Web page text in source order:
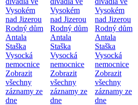
Vysokém
nad Jizerou
Rodný dům
Antala
Staška
Vysocká
nemocnice
Zobrazit
všechny
záznamy ze
dne
Vysokém
nad Jizerou
Rodný dům
Antala
Staška
Vysocká
nemocnice
Zobrazit
všechny
záznamy ze
dne
Vysokém
nad Jizerou
Rodný dům
Antala
Staška
Vysocká
nemocnice
Zobrazit
všechny
záznamy ze
dne